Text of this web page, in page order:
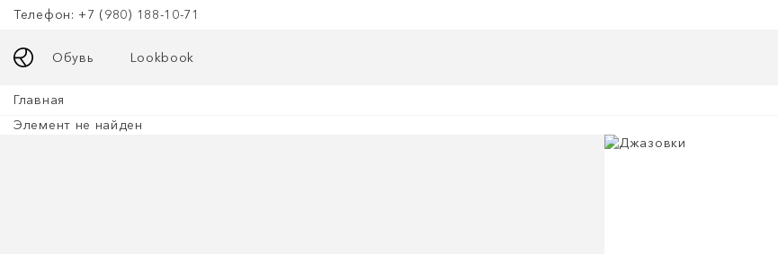
Телефон: +7 (980) 188-10-71
Обувь Lookbook
Главная
Элемент не найден